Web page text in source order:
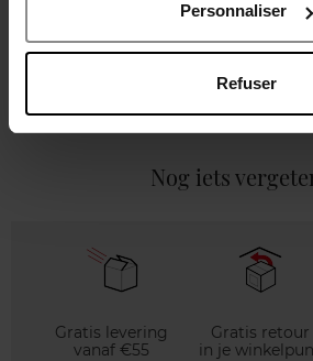
Personnaliser
Refuser
Karakteristieken
Review
Nog iets
Gratis levering
vanaf €55
Gratis retour
in je